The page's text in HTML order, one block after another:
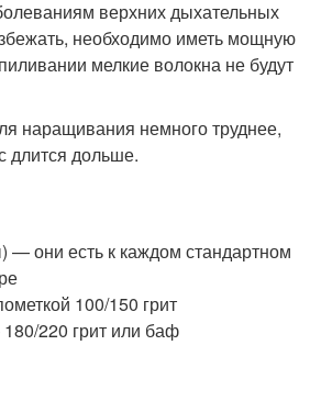
верхних дыхательных
необходимо иметь мощную
мелкие волокна не будут
наращивания немного труднее,
длится дольше.
— они есть к каждом стандартном
100/150 грит
220 грит или баф